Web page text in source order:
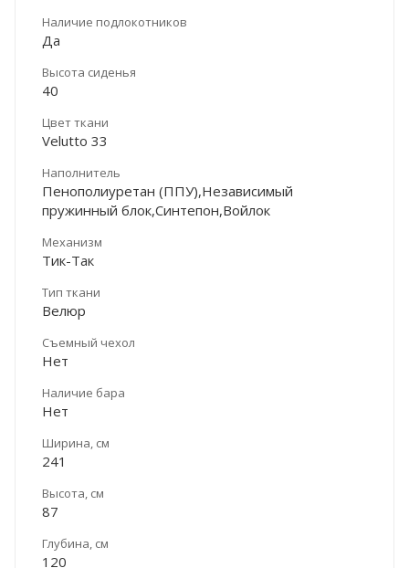
Наличие подлокотников
Да
Высота сиденья
40
Цвет ткани
Velutto 33
Наполнитель
Пенополиуретан (ППУ),Независимый
пружинный блок,Синтепон,Войлок
Механизм
Тик-Так
Тип ткани
Велюр
Съемный чехол
Нет
Наличие бара
Нет
Ширина, см
241
Высота, см
87
Глубина, см
120